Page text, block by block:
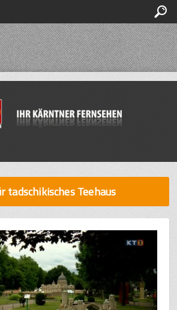
tadschikisches Teehaus